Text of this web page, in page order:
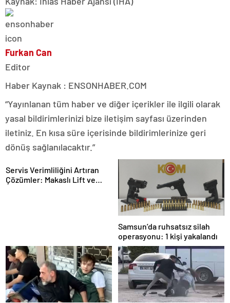
Furkan Can
Editor
Haber Kaynak : ENSONHABER.COM
“Yayınlanan tüm haber ve diğer içerikler ile ilgili olarak
yasal bildirimlerinizi bize iletişim sayfası üzerinden
iletiniz. En kısa süre içerisinde bildirimlerinize geri
dönüş sağlanılacaktır.”
Servis Verimliliğini Artıran
Çözümler: Makaslı Lift ve
Samsun’da ruhsatsız silah
operasyonu: 1 kişi yakalandı